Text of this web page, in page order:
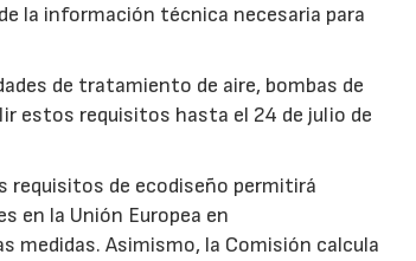
la información técnica necesaria para
de tratamiento de aire, bombas de
estos requisitos hasta el 24 de julio de
requisitos de ecodiseño permitirá
en la Unión Europea en
medidas. Asimismo, la Comisión calcula